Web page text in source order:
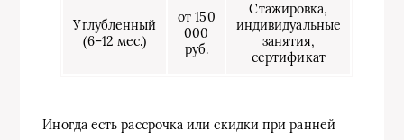
Углубленный
(6–12 мес.)
от 150
000
руб.
Стажировка,
индивидуальные
занятия,
сертификат
Иногда есть рассрочка или скидки при ранней